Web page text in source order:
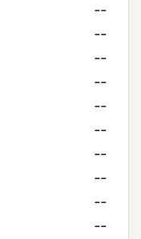
--
--
--
--
--
--
--
--
--
--